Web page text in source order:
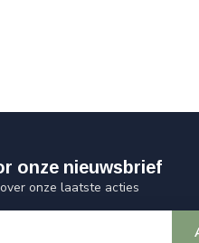
onze nieuwsbrief
onze laatste acties